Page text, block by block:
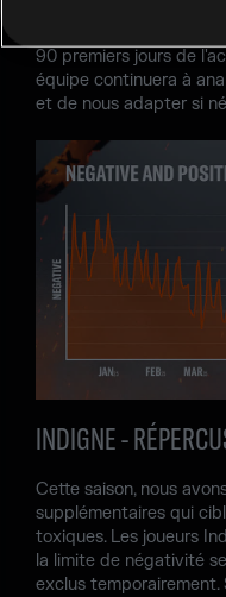
90 premiers jours de
équipe continuera à
et de nous adapter si
INDIGNE -
Cette saison, nous
supplémentaires qui
toxiques. Les joueurs
la limite de négativité
exclus temporairement.